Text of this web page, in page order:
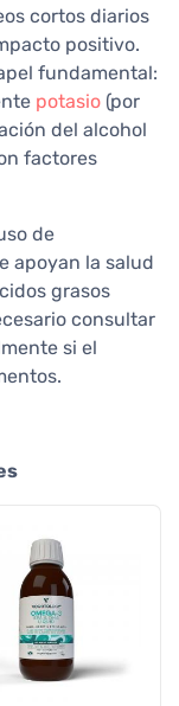
cortos diarios
positivo.
fundamental:
potasio (por
del alcohol
factores
de
apoyan la salud
grasos
consultar
si el